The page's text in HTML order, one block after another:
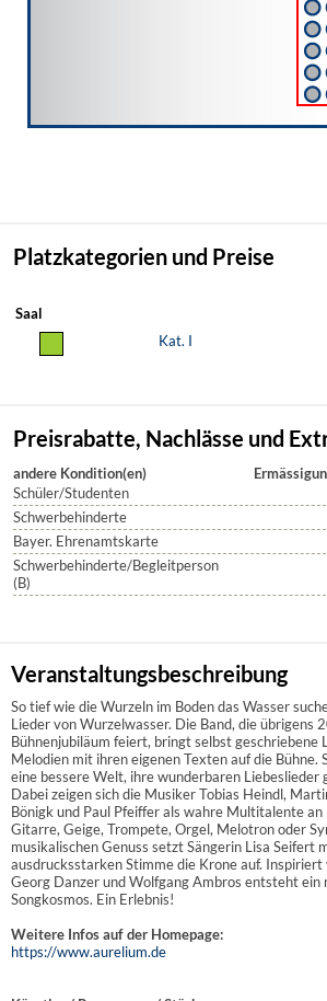
Platzkategorien und Preise
Saal
Kat. I
Preisrabatte, Nachlässe und
andere Kondition(en)
Schüler/Studenten
Schwerbehinderte
Bayer. Ehrenamtskarte
Schwerbehinderte/Begleitperson
(B)
Veranstaltungsbeschreibung
So tief wie die Wurzeln im Boden das Wasser
Lieder von Wurzelwasser. Die Band, die übrigens
Bühnenjubiläum feiert, bringt selbst geschriebene
Melodien mit ihren eigenen Texten auf die Bühne.
eine bessere Welt, ihre wunderbaren Liebeslieder
Dabei zeigen sich die Musiker Tobias Heindl,
Bönigk und Paul Pfeiffer als wahre Multitalente
Gitarre, Geige, Trompete, Orgel, Melotron oder
musikalischen Genuss setzt Sängerin Lisa Seifert
ausdrucksstarken Stimme die Krone auf. Inspiriert
Georg Danzer und Wolfgang Ambros entsteht ein
Songkosmos. Ein Erlebnis!
Weitere Infos auf der Homepage:
https://www.aurelium.de